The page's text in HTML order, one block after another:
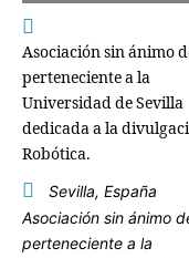
Asociación sin ánimo
perteneciente a la
Universidad de Sevilla
dedicada a la
Robótica.
Sevilla, España
Asociación sin ánimo
perteneciente a la